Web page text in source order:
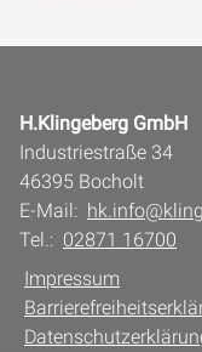
H.Klingeberg GmbH
Industriestraße 34
46395 Bocholt
E-Mail:
Tel.: 02871 16700
Impressum